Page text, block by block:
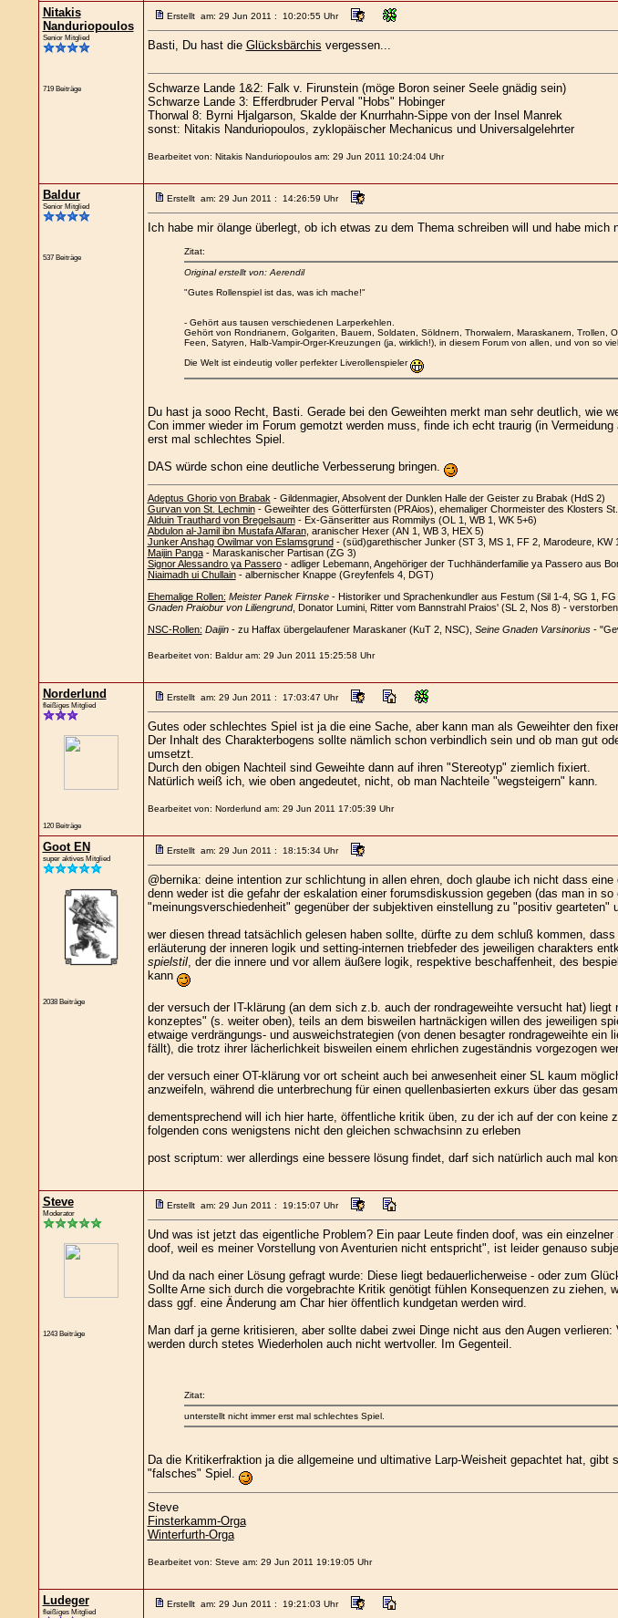
Nitakis
Nanduriopoulos
Senior Mitglied
719 Beiträge
Erstellt am: 29 Jun 2011 : 10:20:55 Uhr
Basti, Du hast die Glücksbärchis vergessen...
Schwarze Lande 1&2: Falk v. Firunstein (möge Boron seiner Seele gnädig sein)
Schwarze Lande 3: Efferdbruder Perval "Hobs" Hobinger
Thorwal 8: Byrni Hjalgarson, Skalde der Knurrhahn-Sippe von der Insel Manrek
sonst: Nitakis Nanduriopoulos, zyklopäischer Mechanicus und Universalgelehrter
Bearbeitet von: Nitakis Nanduriopoulos am: 29 Jun 2011 10:24:04 Uhr
Baldur
Senior Mitglied
537 Beiträge
Erstellt am: 29 Jun 2011 : 14:26:59 Uhr
Ich habe mir ölange überlegt, ob ich etwas zu dem Thema schreiben will und habe mich
Zitat:
Original erstellt von: Aerendil
"Gutes Rollenspiel ist das, was ich mache!"
- Gehört aus tausen verschiedenen Larperkehlen.
Gehört von Rondrianern, Golgariten, Bauern, Soldaten, Söldnern, Thorwalern, Maraskanern, Trollen,
Feen, Satyren, Halb-Vampir-Orger-Kreuzungen (ja, wirklich!), in diesem Forum von allen, und von so
Die Welt ist eindeutig voller perfekter Liverollenspieler
Du hast ja sooo Recht, Basti. Gerade bei den Geweihten merkt man sehr deutlich, wie
Con immer wieder im Forum gemotzt werden muss, finde ich echt traurig (in
erst mal schlechtes Spiel.
DAS würde schon eine deutliche Verbesserung bringen.
Adeptus Ghorio von Brabak - Gildenmagier, Absolvent der Dunklen Halle der Geister zu Brabak (HdS 2)
Gurvan von St. Lechmin- Geweihter des Götterfürsten (PRAios), ehemaliger Chormeister des Klosters
Alduin Trauthard von Bregelsaum- Ex-Gänseritter aus Rommilys (OL 1, WB 1, WK 5+6)
Abdulon al-Jamil ibn Mustafa Alfaran, aranischer Hexer (AN 1, WB 3, HEX 5)
Junker Anshag Owilmar von Eslamsgrund- (süd)garethischer Junker (ST 3, MS 1, FF 2, Marodeure, KW
Maijin Panga- Maraskanischer Partisan (ZG 3)
Signor Alessandro ya Passero- adliger Lebemann, Angehöriger der Tuchhänderfamilie ya Passero aus
Niaimadh ui Chullain- albernischer Knappe (Greyfenfels 4, DGT)
Ehemalige Rollen: Meister Panek Firnske- Historiker und Sprachenkundler aus Festum (Sil 1-4, SG 1, FG
Gnaden Praiobur von Liliengrund, Donator Lumini, Ritter vom Bannstrahl Praios' (SL 2, Nos 8) - verstorben,
NSC-Rollen: Daijin- zu Haffax übergelaufener Maraskaner (KuT 2, NSC), Seine Gnaden Varsinorius-
Bearbeitet von: Baldur am: 29 Jun 2011 15:25:58 Uhr
Norderlund
fleißiges Mitglied
120 Beiträge
Erstellt am: 29 Jun 2011 : 17:03:47 Uhr
Gutes oder schlechtes Spiel ist ja die eine Sache, aber kann man als Geweihter den
Der Inhalt des Charakterbogens sollte nämlich schon verbindlich sein und ob man gut
umsetzt.
Durch den obigen Nachteil sind Geweihte dann auf ihren "Stereotyp" ziemlich fixiert.
Natürlich weiß ich, wie oben angedeutet, nicht, ob man Nachteile "wegsteigern" kann.
Bearbeitet von: Norderlund am: 29 Jun 2011 17:05:39 Uhr
Goot EN
super aktives Mitglied
2038 Beiträge
Erstellt am: 29 Jun 2011 : 18:15:34 Uhr
@bernika: deine intention zur schlichtung in allen ehren, doch glaube ich nicht dass
denn weder ist die gefahr der eskalation einer forumsdiskussion gegeben (das man in
"meinungsverschiedenheit" gegenüber der subjektiven einstellung zu "positiv gearteten"
wer diesen thread tatsächlich gelesen haben sollte, dürfte zu dem schluß kommen,
erläuterung der inneren logik und setting-internen triebfeder des jeweiligen charakters
spielstil, der die innere und vor allem äußere logik, respektive beschaffenheit, des
kann
der versuch der IT-klärung (an dem sich z.b. auch der rondrageweihte versucht hat)
konzeptes" (s. weiter oben), teils an dem bisweilen hartnäckigen willen des jeweiligen
etwaige verdrängungs- und ausweichstrategien (von denen besagter rondrageweihte
fällt), die trotz ihrer lächerlichkeit bisweilen einem ehrlichen zugeständnis vorgezogen
der versuch einer OT-klärung vor ort scheint auch bei anwesenheit einer SL kaum
anzweifeln, während die unterbrechung für einen quellenbasierten exkurs über das
dementsprechend will ich hier harte, öffentliche kritik üben, zu der ich auf der con
folgenden cons wenigstens nicht den gleichen schwachsinn zu erleben
post scriptum: wer allerdings eine bessere lösung findet, darf sich natürlich auch mal
Steve
Moderator
1243 Beiträge
Erstellt am: 29 Jun 2011 : 19:15:07 Uhr
Und was ist jetzt das eigentliche Problem? Ein paar Leute finden doof, was ein
doof, weil es meiner Vorstellung von Aventurien nicht entspricht", ist leider genauso
Und da nach einer Lösung gefragt wurde: Diese liegt bedauerlicherweise - oder zum
Sollte Arne sich durch die vorgebrachte Kritik genötigt fühlen Konsequenzen zu
dass ggf. eine Änderung am Char hier öffentlich kundgetan werden wird.
Man darf ja gerne kritisieren, aber sollte dabei zwei Dinge nicht aus den Augen
werden durch stetes Wiederholen auch nicht wertvoller. Im Gegenteil.
Zitat:
unterstellt nicht immer erst mal schlechtes Spiel.
Da die Kritikerfraktion ja die allgemeine und ultimative Larp-Weisheit gepachtet hat,
"falsches" Spiel.
Steve
Finsterkamm-Orga
Winterfurth-Orga
Bearbeitet von: Steve am: 29 Jun 2011 19:19:05 Uhr
Ludeger
fleißiges Mitglied
Erstellt am: 29 Jun 2011 : 19:21:03 Uhr